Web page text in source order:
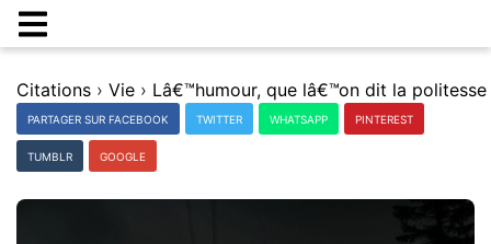
Citations › Vie ›
PARTAGER SUR FACEBOOK TWITTER WHATSAPP PINTEREST
TUMBLR GOOGLE